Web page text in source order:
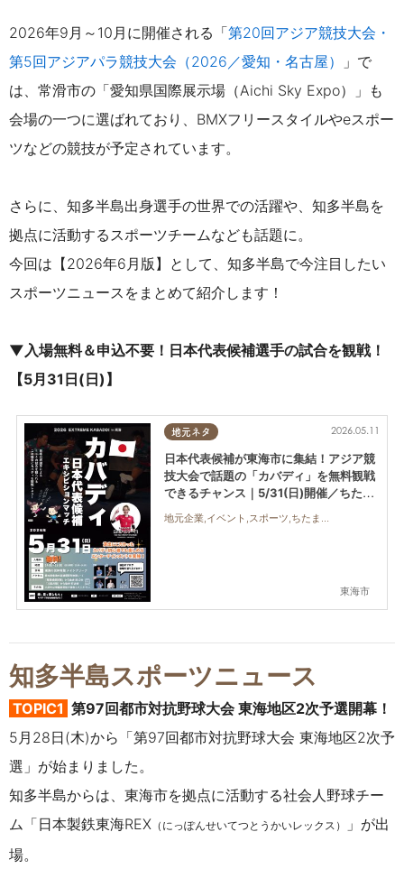
2026年9月～10月に開催される「第20回アジア競技大会・
第5回アジアパラ競技大会（2026／愛知・名古屋）
」で
は、常滑市の「愛知県国際展示場（Aichi Sky Expo）」も
会場の一つに選ばれており、BMXフリースタイルやeスポー
ツなどの競技が予定されています。
さらに、知多半島出身選手の世界での活躍や、知多半島を
拠点に活動するスポーツチームなども話題に。
今回は【2026年6月版】として、知多半島で今注目したい
スポーツニュースをまとめて紹介します！
▼入場無料＆申込不要！日本代表候補選手の試合を観戦！
【5月31日(日)】
地元ネタ
東海市
2026.05.11
日本代表候補が東海市に集結！アジア競
技大会で話題の「カバディ」を無料観戦
できるチャンス｜5/31(日)開催／ちたま
知多半島スポーツニュース
TOPIC1 第97回都市対抗野球大会 東海地区2次予選開幕！
5月28日(木)から「第97回都市対抗野球大会 東海地区2次予
選」が始まりました。
知多半島からは、東海市を拠点に活動する社会人野球チー
ム「日本製鉄東海REX （にっぽんせいてつとうかいレックス）
」が出
場。